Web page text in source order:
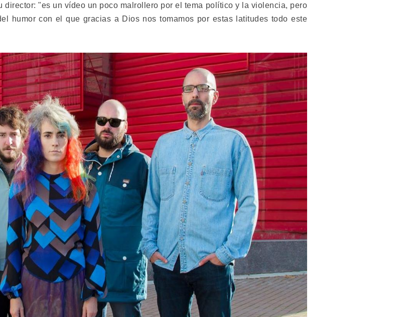
director: "es un vídeo un poco malrollero por el tema político y la violencia, pero
humor con el que gracias a Dios nos tomamos por estas latitudes todo este